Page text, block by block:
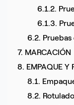
6.1.2.
6.1.3.
6.2.
7. MARCACIÓN
8. EMPAQUE Y
8.1.
8.2. Rotulado